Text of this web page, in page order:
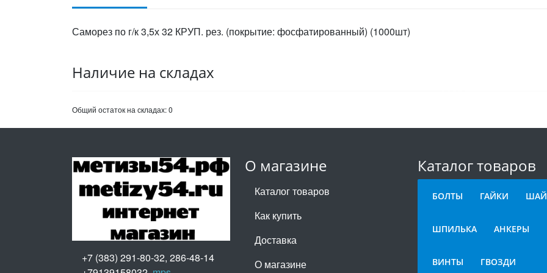
Саморез по г/к 3,5х 32 КРУП. рез. (покрытие: фосфатированный) (1000шт)
Наличие на складах
Общий остаток на складах:0
О магазине
Каталог товаров
Как купить
Доставка
О магазине
Каталог товаров
БОЛТЫ ГАЙКИ
ШПИЛЬКА АНКЕРЫ
ВИНТЫ ГВОЗДИ
+7 (383) 291-80-32, 286-48-14